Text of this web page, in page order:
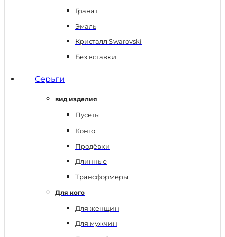
Гранат
Эмаль
Кристалл Swarovski
Без вставки
Серьги
вид изделия
Пусеты
Конго
Продёвки
Длинные
Трансформеры
Для кого
Для женщин
Для мужчин